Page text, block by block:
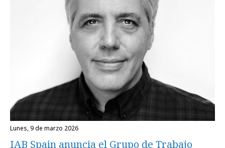
lunes, 9 de marzo 2026
IAB Spain anuncia el Grupo de Trabajo